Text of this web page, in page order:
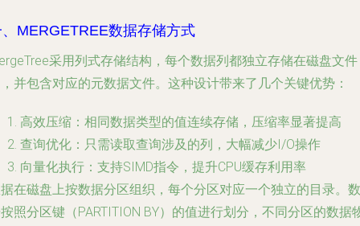
MERGETREE数据存储方式
采用列式存储结构，每个数据列都独立存储在磁盘文件
并包含对应的元数据文件。这种设计带来了几个关键优势：
高效压缩 ：相同数据类型的值连续存储，压缩率显著提高
查询优化 ：只需读取查询涉及的列，大幅减少I/O操作
向量化执行 ：支持SIMD指令，提升CPU缓存利用率
在磁盘上按数据分区组织，每个分区对应一个独立的目录。数
照分区键（PARTITION BY）的值进行划分，不同分区的数据